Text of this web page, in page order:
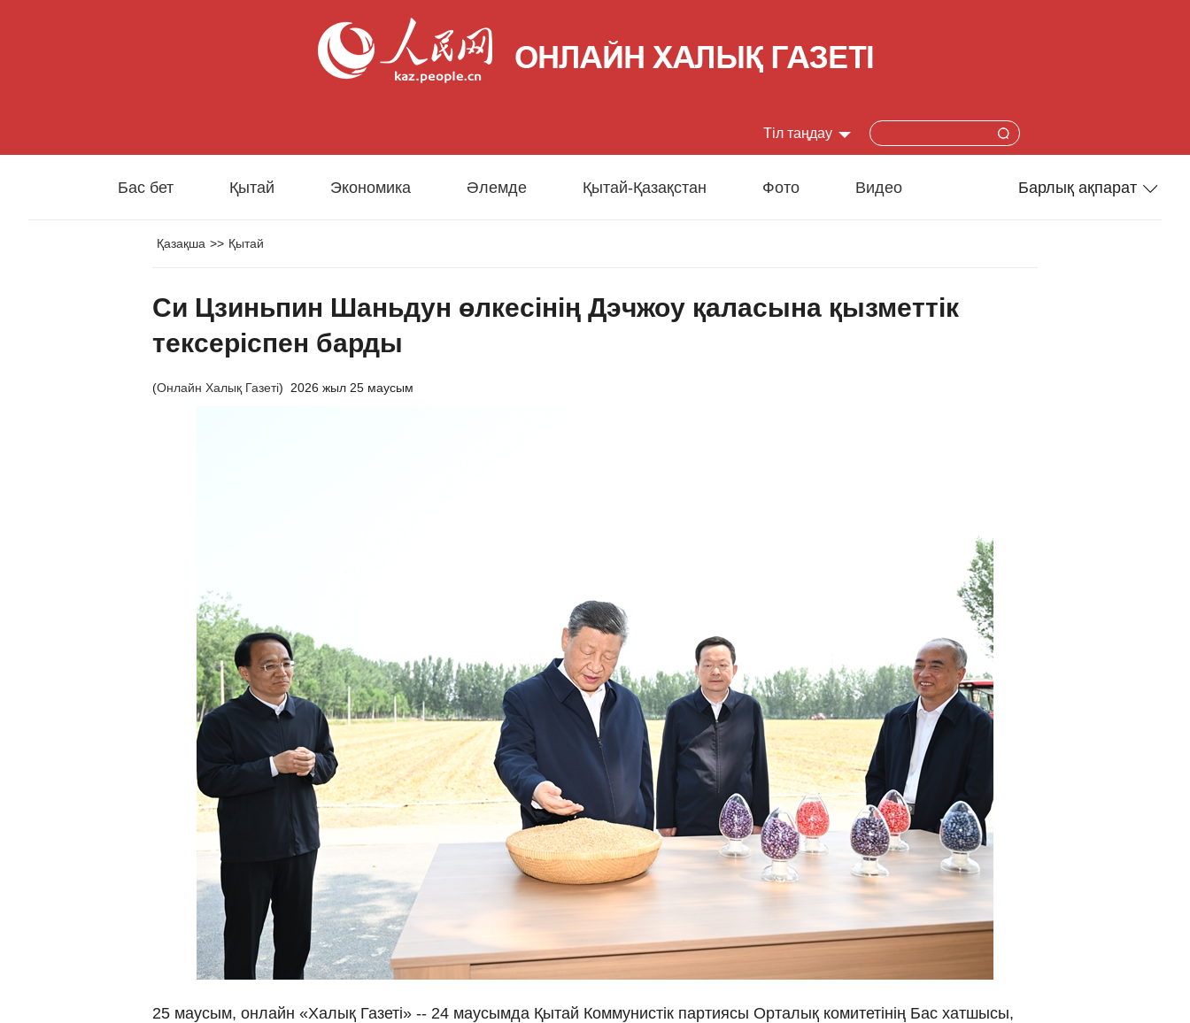
Тіл таңдау
Français
Қазақ тілі
ภาษาไทย
Bahasa Melayu
Ελληνικά
Tiếng Việt
Бас бет Қытай Экономика Әлемде Қытай-Қазақстан Фото Видео Барлық ақпарат
Қазақша >> Қытай
Си Цзиньпин Шаньдун өлкесінің Дэчжоу қаласына қызметтік
тексеріспен барды
(Онлайн Халық Газеті) 2026 жыл 25 маусым
25 маусым, онлайн «Халық Газеті» -- 24 маусымда Қытай Коммунистік партиясы Орталық комитетінің Бас хатшысы,